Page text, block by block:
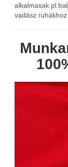
alkalmasak
vadász ruhákhoz